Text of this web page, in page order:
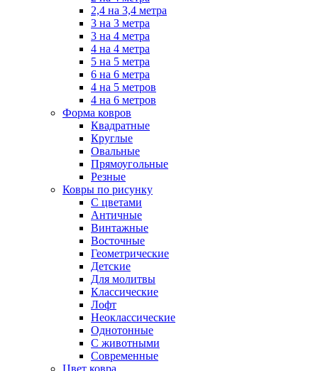
2,4 на 3,4 метра
3 на 3 метра
3 на 4 метра
4 на 4 метра
5 на 5 метра
6 на 6 метра
4 на 5 метров
4 на 6 метров
Форма ковров
Квадратные
Круглые
Овальные
Прямоугольные
Резные
Ковры по рисунку
C цветами
Античные
Винтажные
Восточные
Геометрические
Детские
Для молитвы
Классические
Лофт
Неоклассические
Однотонные
С животными
Современные
Цвет ковра